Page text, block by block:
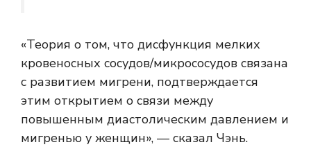
«Теория о том, что дисфункция мелких
кровеносных сосудов/микрососудов связана
с развитием мигрени, подтверждается
этим открытием о связи между
повышенным диастолическим давлением и
мигренью у женщин», — сказал Чэнь.